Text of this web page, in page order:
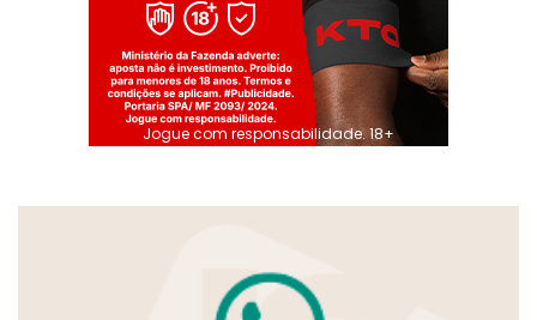
Jogue com responsabilidade. 18+